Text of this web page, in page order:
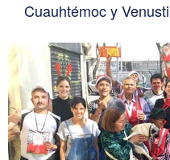
Cuauhtémoc y